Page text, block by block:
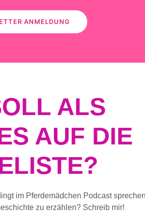
ANMELDUNG
ALS
AUF DIE
im Pferdemädchen Podcast
zu erzählen? Schreib mir!